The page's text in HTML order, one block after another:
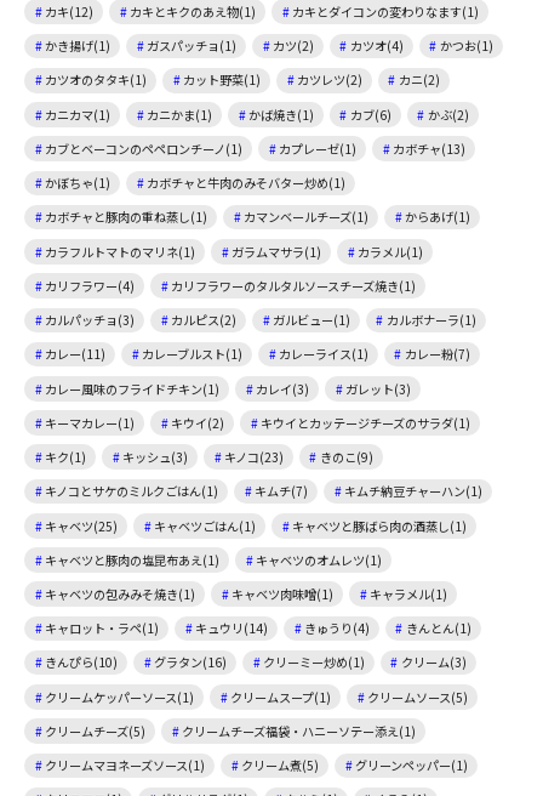
カキ(12)
カキとキクのあえ物(1)
カキとダイコンの変わりなます(1)
かき揚げ(1)
ガスパッチョ(1) カツ(2) カツオ(4)
かつお(1)
カツオのタタキ(1)
カット野菜(1) カツレツ(2)
カニ(2)
カニカマ(1)
カニかま(1) かば焼き(1) カブ(6)
かぶ(2)
カブとベーコンのペペロンチーノ(1)
カプレーゼ(1)
カボチャ(13)
かぼちゃ(1)
カボチャと牛肉のみそバター炒め(1)
カボチャと豚肉の重ね蒸し(1)
カマンベールチーズ(1)
からあげ(1)
カラフルトマトのマリネ(1)
ガラムマサラ(1)
カラメル(1)
カリフラワー(4)
カリフラワーのタルタルソースチーズ焼き(1)
カルパッチョ(3)
カルピス(2) ガルビュー(1)
カルボナーラ(1)
カレー(11)
カレーブルスト(1) カレーライス(1)
カレー粉(7)
カレー風味のフライドチキン(1)
カレイ(3)
ガレット(3)
キーマカレー(1)
キウイ(2)
キウイとカッテージチーズのサラダ(1)
キク(1)
キッシュ(3) キノコ(23)
きのこ(9)
キノコとサケのミルクごはん(1)
キムチ(7)
キムチ納豆チャーハン(1)
キャベツ(25)
キャベツごはん(1)
キャベツと豚ばら肉の酒蒸し(1)
キャベツと豚肉の塩昆布あえ(1)
キャベツのオムレツ(1)
キャベツの包みみそ焼き(1)
キャベツ肉味噌(1)
キャラメル(1)
キャロット・ラペ(1)
キュウリ(14) きゅうり(4)
きんとん(1)
きんぴら(10)
グラタン(16) クリーミー炒め(1)
クリーム(3)
クリームケッパーソース(1)
クリームスープ(1)
クリームソース(5)
クリームチーズ(5)
クリームチーズ福袋・ハニーソテー添え(1)
クリームマヨネーズソース(1)
クリーム煮(5)
グリーンペッパー(1)